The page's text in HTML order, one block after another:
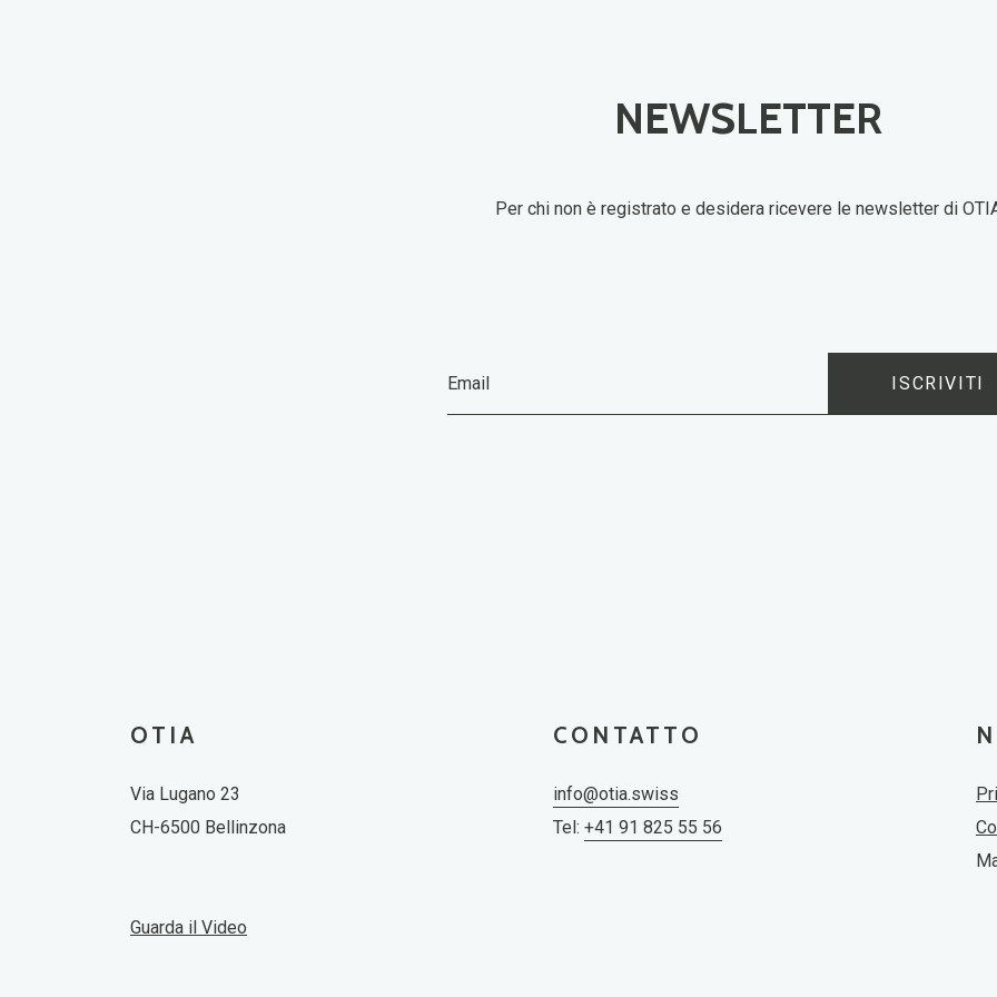
NEWSLETTER
Per chi non è registrato e desidera ricevere le newsletter di
ISCRIVITI
OTIA
Via Lugano 23
CH-6500 Bellinzona
Guarda il Video
CONTATTO
info@otia.swiss
Tel: +41 91 825 55 56